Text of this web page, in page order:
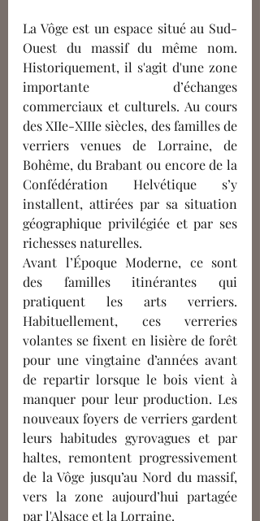
La Vôge est un espace situé au Sud-
Ouest du massif du même nom.
Historiquement, il s'agit d'une zone
importante d’échanges
commerciaux et culturels. Au cours
des XIIe-XIIIe siècles, des familles de
verriers venues de Lorraine, de
Bohême, du Brabant ou encore de la
Confédération Helvétique s’y
installent, attirées par sa situation
géographique privilégiée et par ses
richesses naturelles.
Avant l’Époque Moderne, ce sont
des familles itinérantes qui
pratiquent les arts verriers.
Habituellement, ces verreries
volantes se fixent en lisière de forêt
pour une vingtaine d’années avant
de repartir lorsque le bois vient à
manquer pour leur production. Les
nouveaux foyers de verriers gardent
leurs habitudes gyrovagues et par
haltes, remontent progressivement
de la Vôge jusqu’au Nord du massif,
vers la zone aujourd’hui partagée
par l'Alsace et la Lorraine.